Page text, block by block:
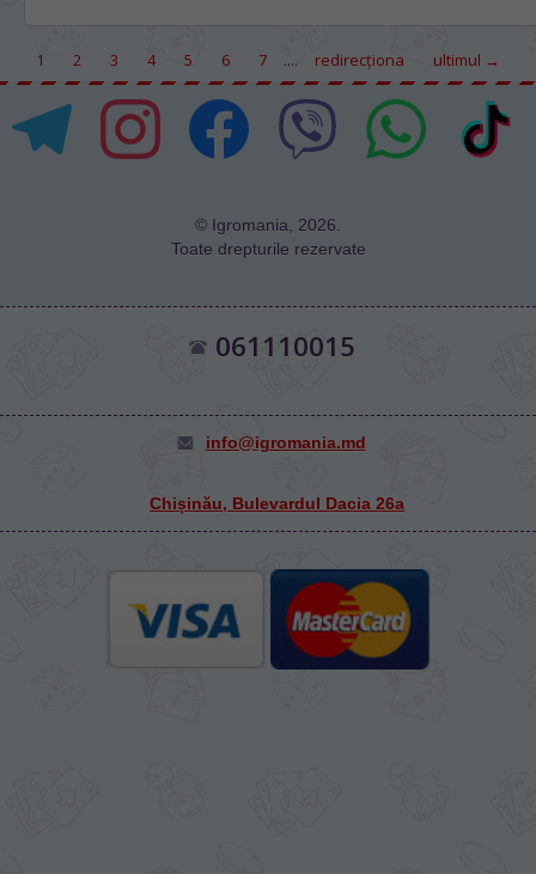
1 2 3 4 5 6 7 .... redirecţiona ultimul →
© Igromania, 2026.
Toate drepturile rezervate
061110015
info@igromania.md
Chișinău, Bulevardul Dacia 26а